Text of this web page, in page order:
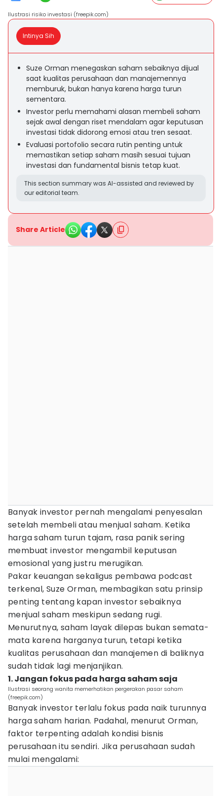
Ilustrasi risiko investasi (freepik.com)
Intinya Sih
Suze Orman menegaskan saham sebaiknya dijual
saat kualitas perusahaan dan manajemennya
memburuk, bukan hanya karena harga turun
sementara.
Investor perlu memahami alasan membeli saham
sejak awal dengan riset mendalam agar keputusan
investasi tidak didorong emosi atau tren sesaat.
Evaluasi portofolio secara rutin penting untuk
memastikan setiap saham masih sesuai tujuan
investasi dan fundamental bisnis tetap kuat.
This section summary was AI-assisted and reviewed by
our editorial team.
Share Article
Banyak investor pernah mengalami penyesalan
setelah membeli atau menjual saham. Ketika
harga saham turun tajam, rasa panik sering
membuat investor mengambil keputusan
emosional yang justru merugikan.
Pakar keuangan sekaligus pembawa podcast
terkenal, Suze Orman, membagikan satu prinsip
penting tentang kapan investor sebaiknya
menjual saham meskipun sedang rugi.
Menurutnya, saham layak dilepas bukan semata-
mata karena harganya turun, tetapi ketika
kualitas perusahaan dan manajemen di baliknya
sudah tidak lagi menjanjikan.
1. Jangan fokus pada harga saham saja
Ilustrasi seorang wanita memerhatikan pergerakan pasar saham
(freepik.com)
Banyak investor terlalu fokus pada naik turunnya
harga saham harian. Padahal, menurut Orman,
faktor terpenting adalah kondisi bisnis
perusahaan itu sendiri. Jika perusahaan sudah
mulai mengalami: